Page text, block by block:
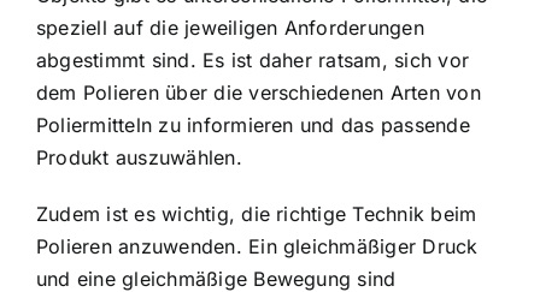
speziell auf die jeweiligen Anforderungen
abgestimmt sind. Es ist daher ratsam, sich vor
dem Polieren über die verschiedenen Arten von
Poliermitteln zu informieren und das passende
Produkt auszuwählen.
Zudem ist es wichtig, die richtige Technik beim
Polieren anzuwenden. Ein gleichmäßiger Druck
und eine gleichmäßige Bewegung sind